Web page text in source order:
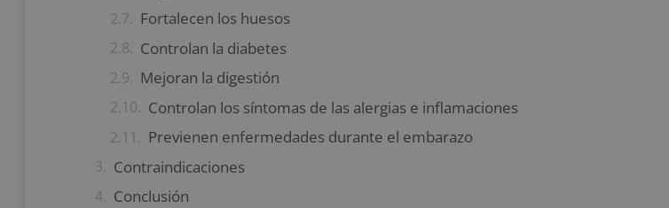
Fortalecen los huesos
Controlan la diabetes
Mejoran la digestión
Controlan los síntomas de las alergias e inflamaciones
Previenen enfermedades durante el embarazo
Contraindicaciones
Conclusión